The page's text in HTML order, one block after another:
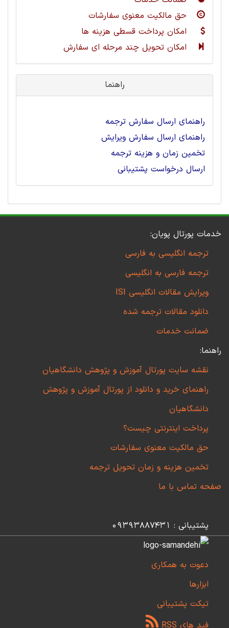
حق مالکیت معنوی سفارشات
امکان پرداخت قسطی هزینه ها
امکان تحویل چند مرحله ای سفارش
راهنما
راهنمای ارسال سفارش ترجمه
راهنمای ارسال سفارش ویرایش
تخمین زمان و هزینه ترجمه
ارسال درخواست پشتیبانی
خدمات پورتال پویان:
ترجمه انگلیسی به فارسی
ترجمه فارسی به انگلیسی
ویرایش مقالات انگلیسی ISI
دانلود مقالات ترجمه شده
ضمانت خدمات
راهنما:
نقشه سایت پورتال آموزش و پژوهش دانشگاهیان
راهنمای خرید و دانلود از پورتال آموزش و پژوهش
دانشگاهیان
پرداخت اینترنتی چیست؟
حق مالکیت معنوی سفارشات
تخمین هزینه و زمان تحویل ترجمه
صفحه تماس با ما
پشتیبانی : 09393887431
دعوت به همکاری
ابزارها
تیکت پشتیبانی
فید های RSS